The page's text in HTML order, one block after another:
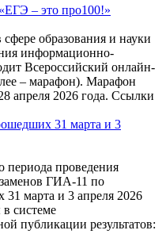
– это про100!»
образования и науки
информационно-
Всероссийский онлайн-
– марафон). Марафон
апреля 2026 года. Ссылки
31 марта и 3
периода проведения
ГИА-11 по
марта и 3 апреля 2026
в системе
публикации результатов: